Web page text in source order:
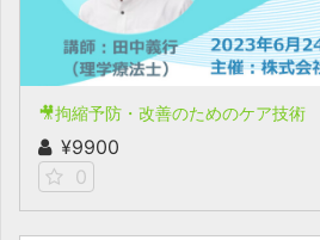
🎥拘縮予防・改善のためのケア技術
¥9900
0